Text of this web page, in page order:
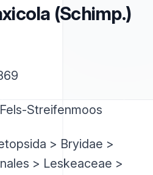
(Schimp.)
Fels-Streifenmoos
> Bryidae >
> Leskeaceae >